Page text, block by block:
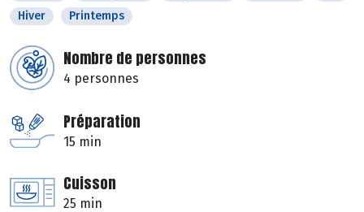
Hiver
Printemps
Nombre de personnes
4 personnes
Préparation
15 min
Cuisson
25 min